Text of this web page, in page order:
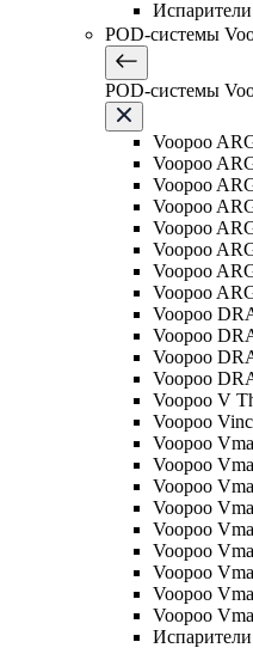
POD-системы
POD-системы
Voopoo
Voopoo
Voopoo
Voopoo
Voopoo
Voopoo
Voopoo
Voopoo
Voopoo
Voopoo
Voopoo
Voopoo
Voopoo V
Voopoo
Voopoo
Voopoo
Voopoo
Voopoo
Voopoo
Voopoo
Voopoo
Voopoo
Voopoo